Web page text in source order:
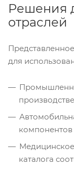
Решения
отраслей
для
каталога